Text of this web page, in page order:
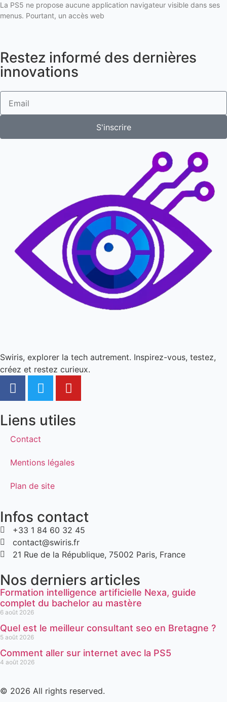
La PS5 ne propose aucune application navigateur visible dans ses
menus. Pourtant, un accès web
Restez informé des dernières
innovations
S'inscrire
Swiris, explorer la tech autrement. Inspirez-vous, testez,
créez et restez curieux.
Liens utiles
Contact
Mentions légales
Plan de site
Infos contact
+33 1 84 60 32 45
contact@swiris.fr
21 Rue de la République, 75002 Paris, France
Nos derniers articles
Formation intelligence artificielle Nexa, guide
complet du bachelor au mastère
6 août 2026
Quel est le meilleur consultant seo en Bretagne ?
5 août 2026
Comment aller sur internet avec la PS5
4 août 2026
© 2026 All rights reserved.